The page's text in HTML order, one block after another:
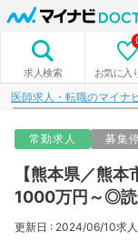
求人検索 お気に入
医師求人・転職のマイナ
常勤求人 募集
【熊本県／熊
1000万円～◎読
更新日 : 2024/06/10求